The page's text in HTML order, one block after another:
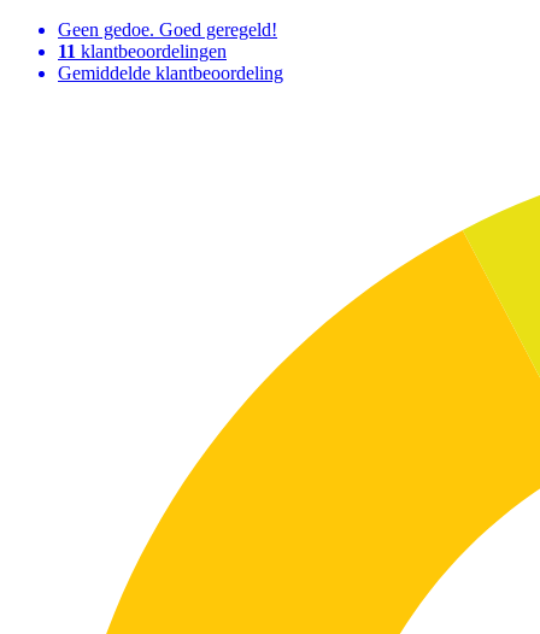
Geen gedoe. Goed geregeld!
11 klantbeoordelingen
Gemiddelde klantbeoordeling